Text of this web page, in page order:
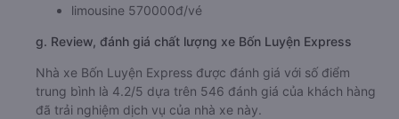
limousine 570000đ/vé
g. Review, đánh giá chất lượng xe Bốn Luyện Express
Nhà xe Bốn Luyện Express được đánh giá với số điểm
trung bình là 4.2/5 dựa trên 546 đánh giá của khách hàng
đã trải nghiệm dịch vụ của nhà xe này.